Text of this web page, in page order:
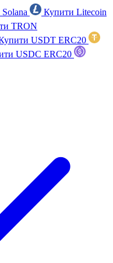
Купити Litecoin
TRON
USDT ERC20
USDC ERC20